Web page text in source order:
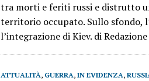
tra morti e feriti russi e distrutto
territorio occupato. Sullo sfondo,
l’integrazione di Kiev. di
ATTUALITÀ, GUERRA, IN EVIDENZA,